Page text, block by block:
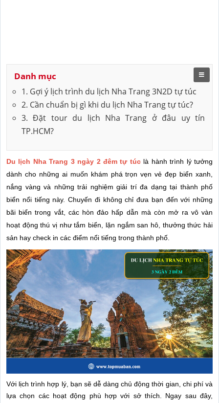
Danh mục
1. Gợi ý lịch trình du lịch Nha Trang 3N2D tự túc
2. Cần chuẩn bị gì khi du lịch Nha Trang tự túc?
3. Đặt tour du lịch Nha Trang ở đâu uy tín
TP.HCM?
Du lịch Nha Trang 3 ngày 2 đêm tự túclà hành trình lý tưởng
dành cho những ai muốn khám phá trọn vẹn vẻ đẹp biển xanh,
nắng vàng và những trải nghiệm giải trí đa dạng tại thành phố
biển nổi tiếng này. Chuyến đi không chỉ đưa bạn đến với những
bãi biển trong vắt, các hòn đảo hấp dẫn mà còn mở ra vô vàn
hoạt động thú vị như tắm biển, lặn ngắm san hô, thưởng thức hải
sản hay check in các điểm nổi tiếng trong thành phố.
Với lịch trình hợp lý, bạn sẽ dễ dàng chủ động thời gian, chi phí và
lựa chọn các hoạt động phù hợp với sở thích. Ngay sau đây,